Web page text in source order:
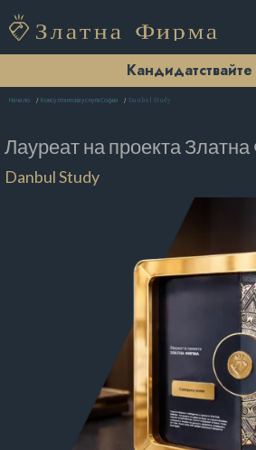
Кандидатствайте
Начало Консултантски услуги София Danbul Study
Лауреат на проекта
Danbul Study